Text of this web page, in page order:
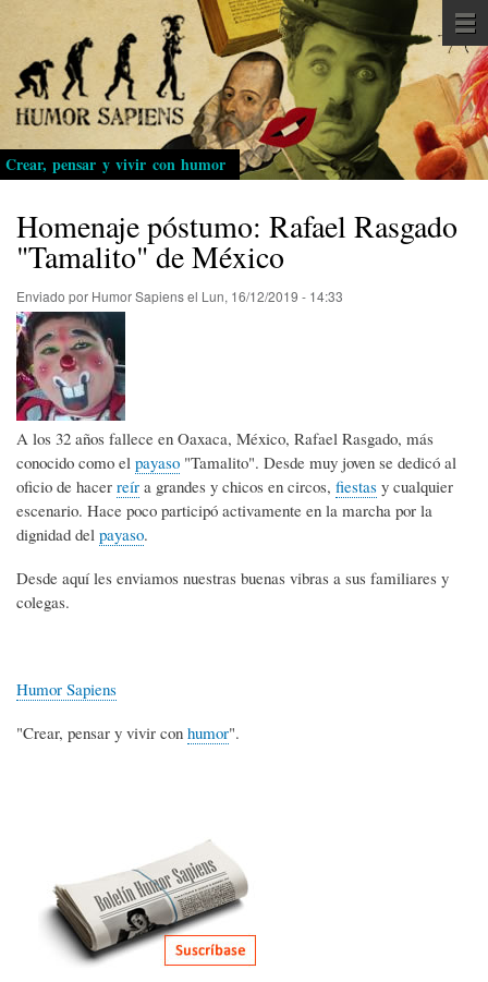
Pasar
al
contenido
principal
Crear, pensar y vivir con humor
Homenaje póstumo: Rafael Rasgado
"Tamalito" de México
Enviado por Humor Sapiensel Lun, 16/12/2019 - 14:33
A los 32 años fallece en Oaxaca, México, Rafael Rasgado, más
conocido como el payaso "Tamalito". Desde muy joven se dedicó al
oficio de hacer reír a grandes y chicos en circos, fiestas y cualquier
escenario. Hace poco participó activamente en la marcha por la
dignidad del payaso.
Desde aquí les enviamos nuestras buenas vibras a sus familiares y
colegas.
Humor Sapiens
"Crear, pensar y vivir con humor".